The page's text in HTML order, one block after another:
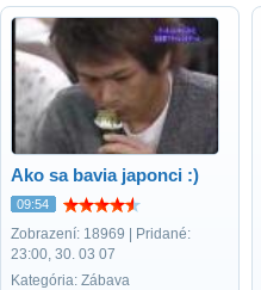
Ako sa bavia japonci :)
09:54
Zobrazení: 18969 | Pridané:
23:00, 30. 03 07
Kategória: Zábava